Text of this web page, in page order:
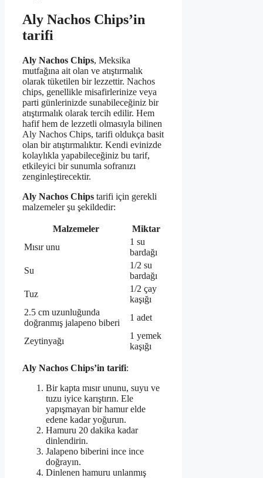
Aly Nachos Chips’in
tarifi
Aly Nachos Chips, Meksika
mutfağına ait olan ve atıştırmalık
olarak tüketilen bir lezzettir. Nachos
chips, genellikle misafirlerinize veya
parti günlerinizde sunabileceğiniz bir
atıştırmalık olarak tercih edilir. Hem
hafif hem de lezzetli olmasıyla bilinen
Aly Nachos Chips, tarifi oldukça basit
olan bir atıştırmalıktır. Kendi evinizde
kolaylıkla yapabileceğiniz bu tarif,
etkileyici bir sunumla sofranızı
zenginleştirecektir.
Aly Nachos Chips tarifi için gerekli
malzemeler şu şekildedir:
Malzemeler
Miktar
Mısır unu
1 su
bardağı
Su
1/2 su
bardağı
Tuz
1/2 çay
kaşığı
2.5 cm uzunluğunda
doğranmış jalapeno biberi
1 adet
Zeytinyağı
1 yemek
kaşığı
Aly Nachos Chips’in tarifi:
Bir kapta mısır ununu, suyu ve
tuzu iyice karıştırın. Ele
yapışmayan bir hamur elde
edene kadar yoğurun.
Hamuru 20 dakika kadar
dinlendirin.
Jalapeno biberini ince ince
doğrayın.
Dinlenen hamuru unlanmış